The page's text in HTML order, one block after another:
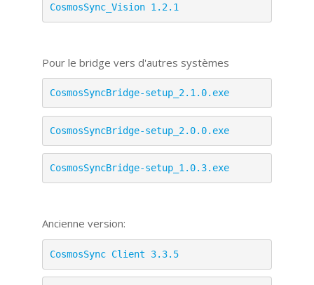
CosmosSync_Vision 1.2.1
Pour le bridge vers d'autres systèmes
CosmosSyncBridge-setup_2.1.0.exe
CosmosSyncBridge-setup_2.0.0.exe
CosmosSyncBridge-setup_1.0.3.exe
Ancienne version:
CosmosSync Client 3.3.5